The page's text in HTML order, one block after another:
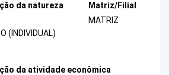
da natureza
(INDIVIDUAL)
Matriz/Filial
MATRIZ
da atividade econômica